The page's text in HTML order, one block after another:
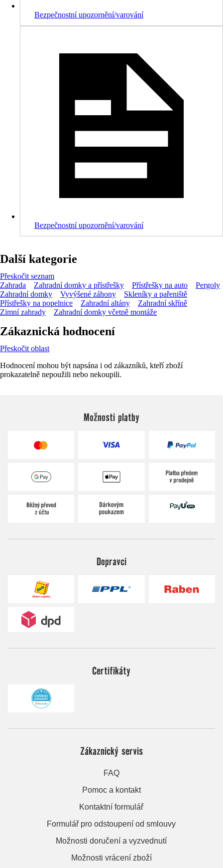
Bezpečnostní upozornění/varování
Bezpečnostní upozornění/varování
Další kategorie
Přeskočit seznam
Zahrada
Zahradní domky a přístřešky Přístřešky na auto
Pergoly
Zahradní domky
Vyvýšené záhony
Skleníky a pařeniště
Přístřešky na popelnice
Zahradní altány
Zahradní skříně
Zimní zahrady
Zahradní domky včetně montáže
Zákaznická hodnocení
Přeskočit oblast
Hodnocení mohou být napsána i od zákazníků, kteří zboží
prokazatelně nepoužili nebo nekoupili.
Možnosti platby
Dopravci
Certifikáty
Zákaznický servis
FAQ
Pomoc a kontakt
Kontaktní formulář
Formulář pro odstoupení od smlouvy
Možnosti doručení a vyzvednutí
Možnosti vrácení zboží